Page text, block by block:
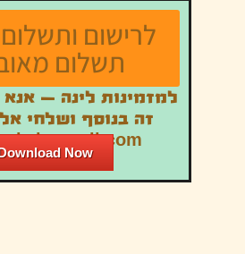
לרישום
תשלום
למזמינות לינה –
זה בנוסף ושלחי
Download Now